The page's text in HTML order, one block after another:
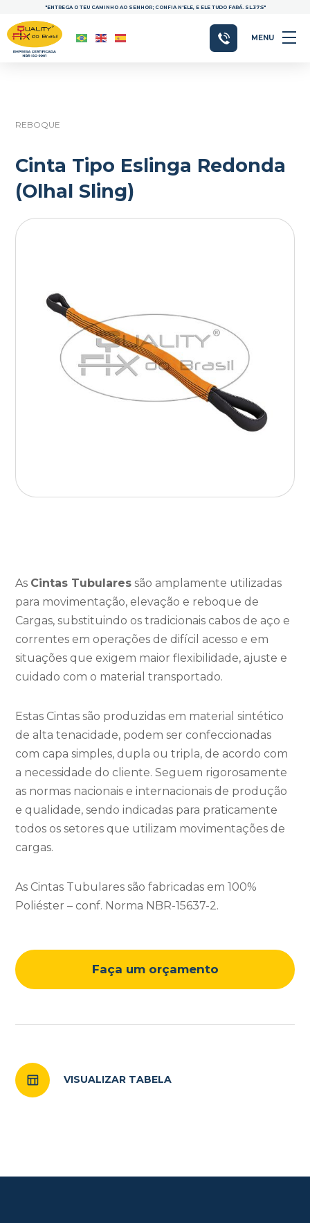
"ENTREGA O TEU CAMINHO AO SENHOR; CONFIA N'ELE, E ELE TUDO FARÁ. SL.37:5"
MENU
REBOQUE
Cinta Tipo Eslinga Redonda
(Olhal Sling)
As Cintas Tubulares são amplamente utilizadas
para movimentação, elevação e reboque de
Cargas, substituindo os tradicionais cabos de aço e
correntes em operações de difícil acesso e em
situações que exigem maior flexibilidade, ajuste e
cuidado com o material transportado.
Estas Cintas são produzidas em material sintético
de alta tenacidade, podem ser confeccionadas
com capa simples, dupla ou tripla, de acordo com
a necessidade do cliente. Seguem rigorosamente
as normas nacionais e internacionais de produção
e qualidade, sendo indicadas para praticamente
todos os setores que utilizam movimentações de
cargas.
As Cintas Tubulares são fabricadas em 100%
Poliéster – conf. Norma NBR-15637-2.
Faça um orçamento
VISUALIZAR TABELA